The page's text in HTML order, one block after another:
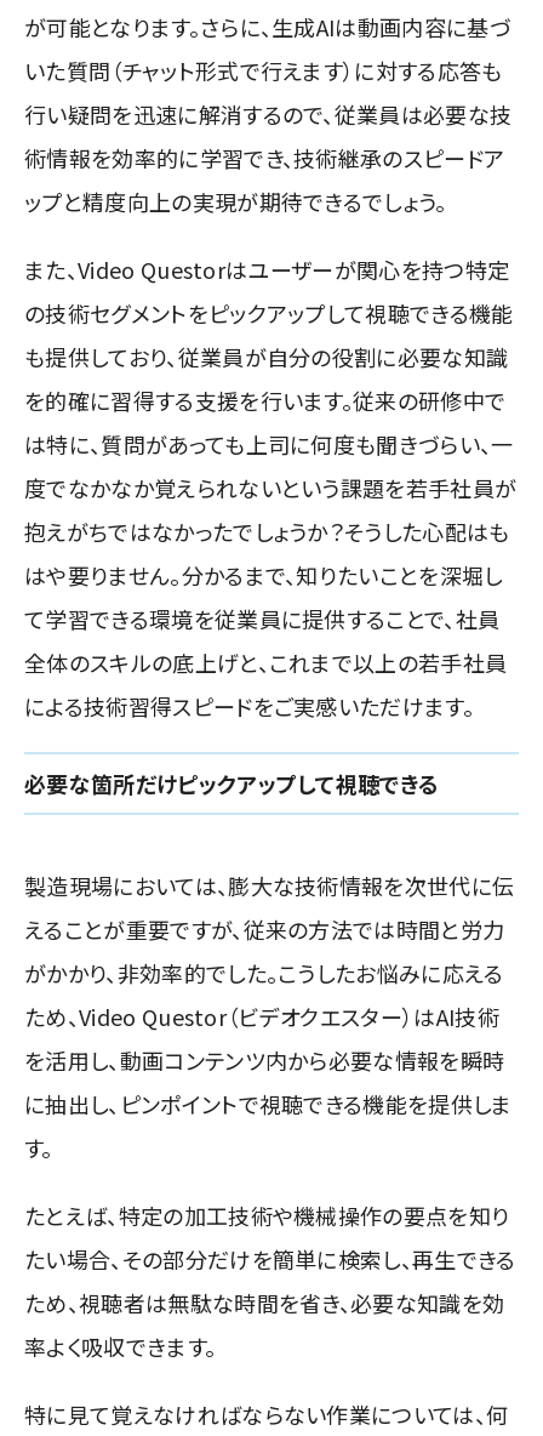
が可能となります。さらに、生成AIは動画内容に基づ
いた質問（チャット形式で行えます）に対する応答も
行い疑問を迅速に解消するので、従業員は必要な技
術情報を効率的に学習でき、技術継承のスピードア
ップと精度向上の実現が期待できるでしょう。
また、Video Questorはユーザーが関心を持つ特定
の技術セグメントをピックアップして視聴できる機能
も提供しており、従業員が自分の役割に必要な知識
を的確に習得する支援を行います。従来の研修中で
は特に、質問があっても上司に何度も聞きづらい、一
度でなかなか覚えられないという課題を若手社員が
抱えがちではなかったでしょうか？そうした心配はも
はや要りません。分かるまで、知りたいことを深堀し
て学習できる環境を従業員に提供することで、社員
全体のスキルの底上げと、これまで以上の若手社員
による技術習得スピードをご実感いただけます。
必要な箇所だけピックアップして視聴できる
製造現場においては、膨大な技術情報を次世代に伝
えることが重要ですが、従来の方法では時間と労力
がかかり、非効率的でした。こうしたお悩みに応える
ため、Video Questor（ビデオクエスター）はAI技術
を活用し、動画コンテンツ内から必要な情報を瞬時
に抽出し、ピンポイントで視聴できる機能を提供しま
す。
たとえば、特定の加工技術や機械操作の要点を知り
たい場合、その部分だけを簡単に検索し、再生できる
ため、視聴者は無駄な時間を省き、必要な知識を効
率よく吸収できます。
特に見て覚えなければならない作業については、何